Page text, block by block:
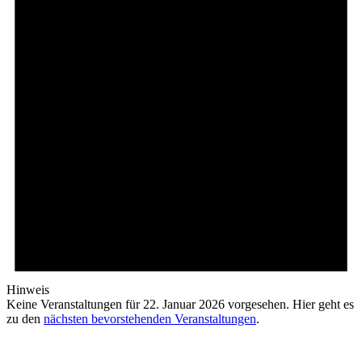
Hinweis
Keine Veranstaltungen für 22. Januar 2026 vorgesehen. Hier geht es
zu den nächsten bevorstehenden Veranstaltungen.